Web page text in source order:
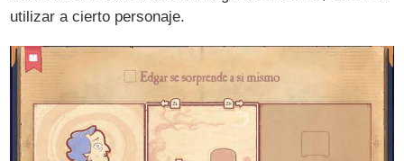
utilizar a cierto personaje.